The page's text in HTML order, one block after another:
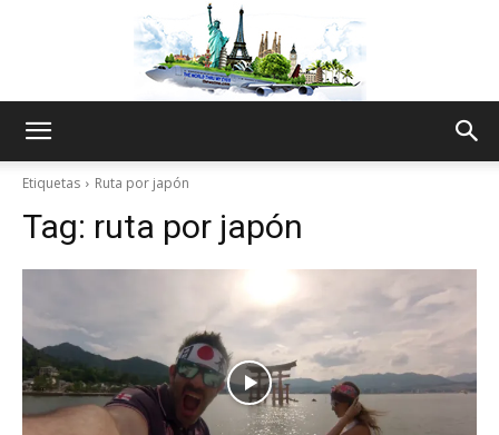
World
Thru
Etiquetas Ruta por japón
Tag: ruta por japón